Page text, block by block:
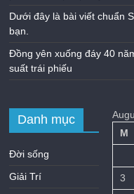
Dưới đây là bài viết chuẩn
bạn.
Đồng yên xuống đáy 40
suất trái phiếu
Danh mục
Đời sống
Giải Trí
M
3